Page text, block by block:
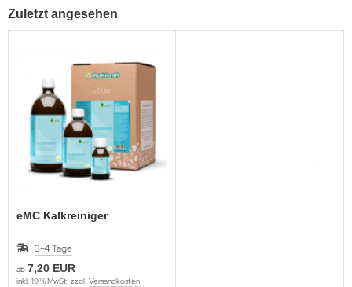
Zuletzt angesehen
eMC Kalkreiniger
3-4 Tage
ab 7,20 EUR
inkl. 19 % MwSt. zzgl. Versandkosten